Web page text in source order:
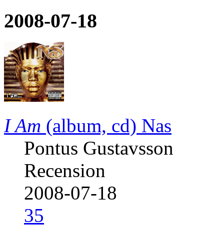
2008-07-18
I Am (album, cd) Nas
Pontus Gustavsson
Recension
2008-07-18
35